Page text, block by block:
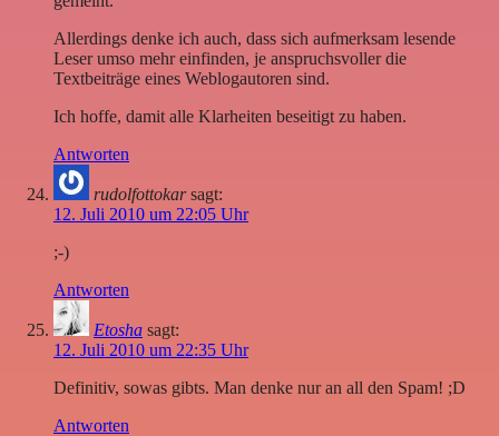
Allerdings denke ich auch, dass sich aufmerksam lesende
Leser umso mehr einfinden, je anspruchsvoller die
Textbeiträge eines Weblogautoren sind.
Ich hoffe, damit alle Klarheiten beseitigt zu haben.
Antworten
rudolfottokar sagt:
12. Juli 2010 um 22:05 Uhr
;-)
Antworten
Etosha sagt:
12. Juli 2010 um 22:35 Uhr
Definitiv, sowas gibts. Man denke nur an all den Spam! ;D
Antworten